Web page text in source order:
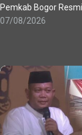
Pemkab Bogor
07/08/2026